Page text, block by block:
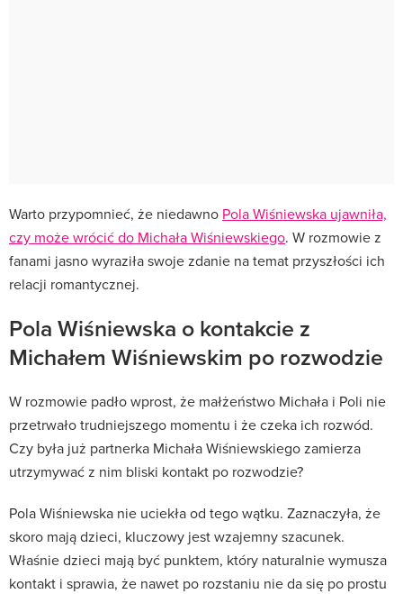
Warto przypomnieć, że niedawno Pola Wiśniewska ujawniła,
czy może wrócić do Michała Wiśniewskiego. W rozmowie z
fanami jasno wyraziła swoje zdanie na temat przyszłości ich
relacji romantycznej.
Pola Wiśniewska o kontakcie z
Michałem Wiśniewskim po rozwodzie
W rozmowie padło wprost, że małżeństwo Michała i Poli nie
przetrwało trudniejszego momentu i że czeka ich rozwód.
Czy była już partnerka Michała Wiśniewskiego zamierza
utrzymywać z nim bliski kontakt po rozwodzie?
Pola Wiśniewska nie uciekła od tego wątku. Zaznaczyła, że
skoro mają dzieci, kluczowy jest wzajemny szacunek.
Właśnie dzieci mają być punktem, który naturalnie wymusza
kontakt i sprawia, że nawet po rozstaniu nie da się po prostu